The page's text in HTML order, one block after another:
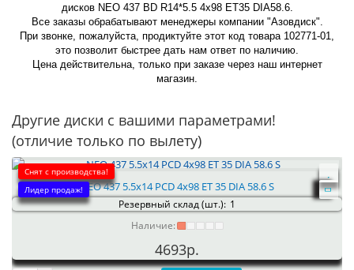
дисков NEO 437 BD R14*5.5 4x98 ET35 DIA58.6.
Все заказы обрабатывают менеджеры компании "Азовдиск".
При звонке, пожалуйста, продиктуйте этот код товара 102771-01,
это позволит быстрее дать нам ответ по наличию.
Цена действительна, только при заказе через наш интернет
магазин.
Другие диски с вашими параметрами!
(отличие только по вылету)
Снят с производства!
Лидер продаж!NEO 437 5.5x14 PCD 4x98 ET 35 DIA 58.6 S
Резервный склад (шт.): 1
Наличие:
4693р.